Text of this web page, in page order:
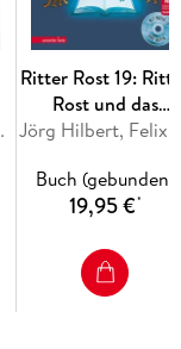
Ritter Rost 19:
Rost und das
magische Buch
und zum
Bd. 19)
Buch (gebunden)
19,95 €*